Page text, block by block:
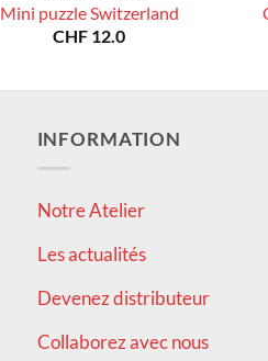
Mini puzzle Switzerland
CHF 12.0
INFORMATION
Notre Atelier
Les actualités
Devenez distributeur
Collaborez avec nous